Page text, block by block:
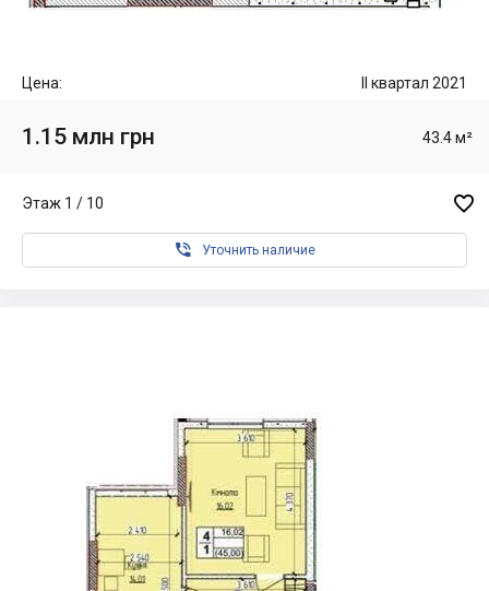
Цена: II квартал 2021
1.15 млн грн 43.4 м²
Этаж 1 / 10 
 Уточнить наличие